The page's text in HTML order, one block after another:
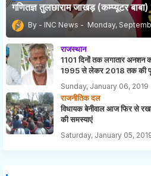
गणितज्ञ तुलछाराम जाखड़ (कम्प्यूटर
INC News Monday,
राजस्थान
1101 दिनों तक लगातार अनशन
1995 से लेकर 2018 तक की
Sunday, January 06, 2019
राजनीतिक दल
विधायक बेनीवाल आज फिर से
की समस्याएं
Saturday, January 05,